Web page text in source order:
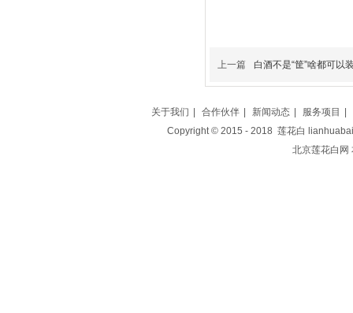
上一篇 白酒不是“筐”啥都可以
关于我们 合作伙伴 新闻动态 服务项目
Copyright © 2015 - 2018 莲花白
北京莲花白网